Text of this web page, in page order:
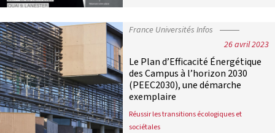
France Universités Infos
26 avril 2023
Le Plan d’Efficacité Énergétique
des Campus à l’horizon 2030
(PEEC2030), une démarche
exemplaire
Réussir les transitions écologiques et
sociétales